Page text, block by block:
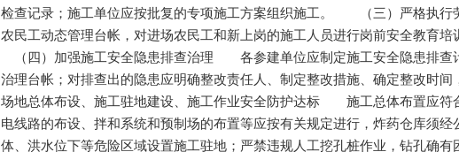
检查记录；施工单位应按批复的专项施工方案组织施工。 （三）严格执
农民工动态管理台帐，对进场农民工和新上岗的施工人员进行岗前安全教育
（四）加强施工安全隐患排查治理 各参建单位应制定施工安全隐患排查
治理台帐；对排查出的隐患应明确整改责任人、制定整改措施、确定整改
场地总体布设、施工驻地建设、施工作业安全防护达标 施工总体布置应符
电线路的布设、拌和系统和预制场的布置等应按有关规定进行，炸药仓库须
体、洪水位下等危险区域设置施工驻地；严禁违规人工挖孔桩作业，钻孔确